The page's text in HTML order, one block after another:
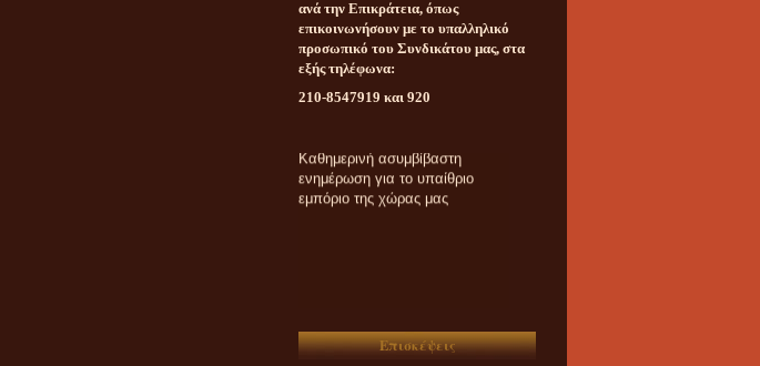
ανά την Επικράτεια, όπως
επικοινωνήσουν με το υπαλληλικό
προσωπικό του Συνδικάτου μας, στα
εξής τηλέφωνα:
210-8547919 και 920
ενημέρωση για το υπαίθριο
εμπόριο της χώρας μας
Επισκέψεις